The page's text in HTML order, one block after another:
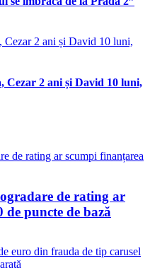
2 ani și David 10 luni,
de rating ar
puncte de bază